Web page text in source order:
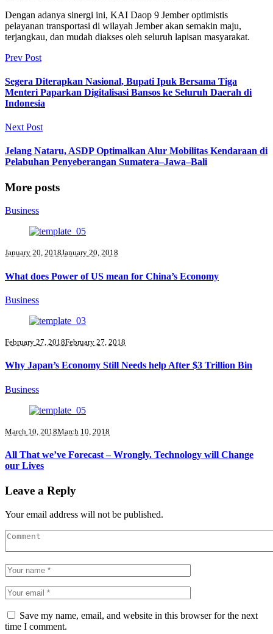
Dengan adanya sinergi ini, KAI Daop 9 Jember optimistis
pelayanan transportasi di wilayah Jember akan semakin maju,
terjangkau, dan mudah diakses oleh seluruh lapisan masyarakat.
Prev Post
Segera Diterapkan Nasional, Bupati Ipuk Bersama Tiga
Menteri Paparkan Digitalisasi Bansos ke Seluruh Daerah di
Indonesia
Next Post
Jelang Nataru, ASDP Optimalkan Alur Mobilitas Kendaraan di
Pelabuhan Penyeberangan Sumatera–Jawa–Bali
More posts
Business
January 20, 2018January 20, 2018
What does Power of US mean for China’s Economy
Business
February 27, 2018February 27, 2018
Why Japan’s Economy Still Needs help After $3 Trillion Bin
Business
March 10, 2018March 10, 2018
All That we’ve Forecast – Wrongly. Technology will Change
our Lives
Leave a Reply
Your email address will not be published.
Save my name, email, and website in this browser for the next
time I comment.